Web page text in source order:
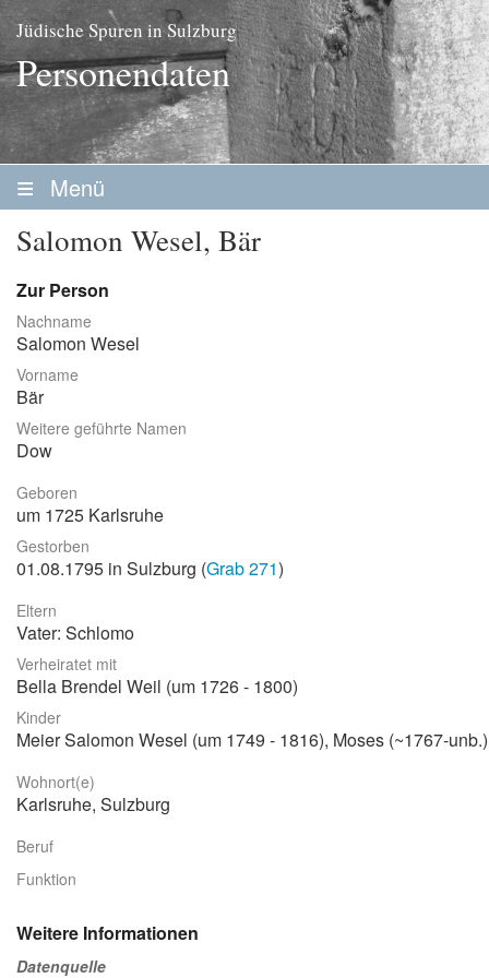
Jüdische Spuren in Sulzburg
Personendaten
Menü
Startseite
Personen
Personenliste
Familien
Vereine / Stiftungen
Stadtrundgang
Der Friedhof
Aktuelles
Suche
Salomon Wesel, Bär
Zur Person
Nachname
Salomon Wesel
Vorname
Bär
Weitere geführte Namen
Dow
Geboren
um 1725 Karlsruhe
Gestorben
01.08.1795 in Sulzburg (Grab 271)
Eltern
Vater: Schlomo
Verheiratet mit
Bella Brendel Weil (um 1726 - 1800)
Kinder
Meier Salomon Wesel (um 1749 - 1816), Moses (~1767-unb.)
Wohnort(e)
Karlsruhe, Sulzburg
Beruf
Funktion
Weitere Informationen
Datenquelle